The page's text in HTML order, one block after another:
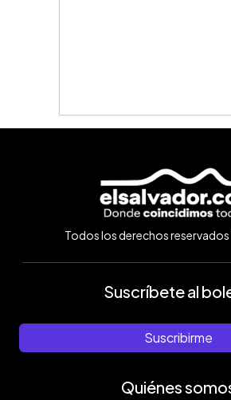
Todos los derechos
Suscríbete al
Suscribirme
Quiénes